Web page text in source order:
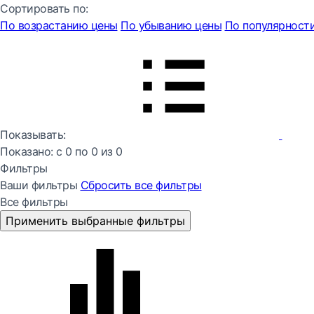
Сортировать по:
По возрастанию цены По убыванию цены По
Показывать:
Показано: с 0 по 0 из 0
Фильтры
Ваши фильтры Сбросить все фильтры
Все фильтры
Применить выбранные фильтры